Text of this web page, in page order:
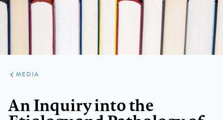
ARTIKELEN
VARIA
MEDIA
An Inquiry into the